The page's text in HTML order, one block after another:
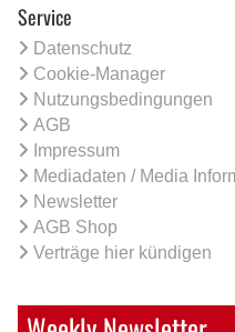
Service
Datenschutz
Cookie-Manager
Nutzungsbedingungen
AGB
Impressum
Mediadaten / Media
Newsletter
AGB Shop
Verträge hier kündigen